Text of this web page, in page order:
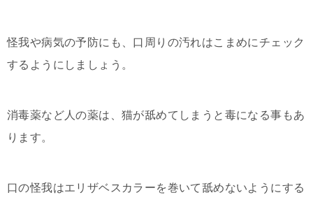
怪我や病気の予防にも、口周りの汚れはこまめにチェック
するようにしましょう。
消毒薬など人の薬は、猫が舐めてしまうと毒になる事もあ
ります。
口の怪我はエリザベスカラーを巻いて舐めないようにする